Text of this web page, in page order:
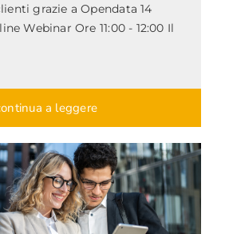
grazie a Opendata 14
Webinar Ore 11:00 - 12:00 Il
a leggere